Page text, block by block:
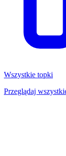
Wszystkie topki
Przeglądaj